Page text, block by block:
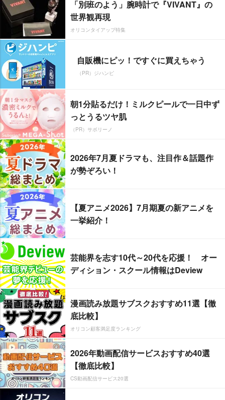
「別班のよう」腕時計で『VIVANT』の
世界観再現
オリコンタイアップ特集
自販機にピッ！ですぐに買えちゃう
（PR）ジハンピ
朝1分貼るだけ！ミルクピールで一日中ず
っとうるツヤ肌
（PR）サボリーノ
2026年7月夏ドラマも、注目作＆話題作
が勢ぞろい！
【夏アニメ2026】7月期夏の新アニメを
一挙紹介！
芸能界を志す10代～20代を応援！ オー
ディション・スクール情報はDeview
漫画読み放題サブスクおすすめ11選【徹
底比較】
オリコン顧客満足度ランキング
2026年動画配信サービスおすすめ40選
【徹底比較】
CS動画配信サービス20選